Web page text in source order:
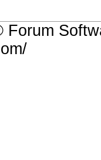
Forum